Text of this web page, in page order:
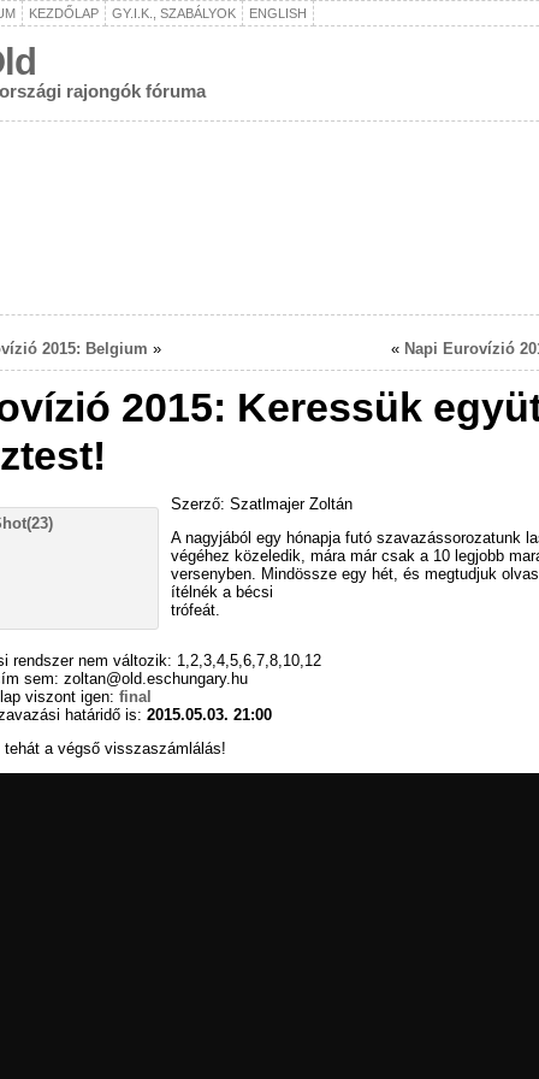
KEZDŐLAP GY.I.K., SZABÁLYOK ENGLISH
rajongók fóruma
2015: Belgium » « Napi Eurovízió
2015: Keressük
Szerző: Szatlmajer Zoltán
A nagyjából egy hónapja futó szavazássorozatunk
végéhez közeledik, mára már csak a 10 legjobb
versenyben. Mindössze egy hét, és megtudjuk
ítélnék a bécsi
trófeát.
rendszer nem változik: 1,2,3,4,5,6,7,8,10,12
sem: zoltan@old.eschungary.hu
viszont igen: final
határidő is: 2015.05.03. 21:00
tehát a végső visszaszámlálás!